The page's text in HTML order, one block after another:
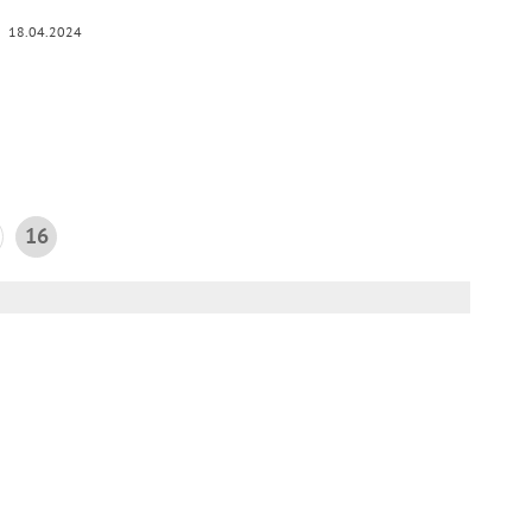
18.04.2024
16